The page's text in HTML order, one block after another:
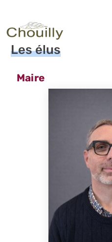
Accueil La commune
Les élus
Maire